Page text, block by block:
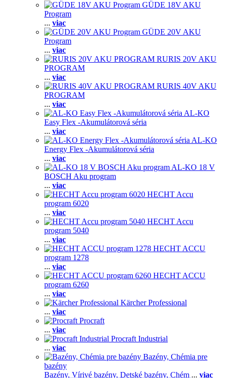
GÜDE 18V AKU
Program
... viac
GÜDE 20V AKU
Program
... viac
RURIS 20V AKU
PROGRAM
... viac
RURIS 40V AKU
PROGRAM
... viac
AL-KO
Easy Flex -Akumulátorová séria
... viac
AL-KO
Energy Flex -Akumulátorová séria
... viac
AL-KO 18 V
BOSCH Aku program
... viac
HECHT Accu
program 6020
... viac
HECHT Accu
program 5040
... viac
HECHT ACCU
program 1278
... viac
HECHT ACCU
program 6260
... viac
Kärcher Professional
... viac
Procraft
... viac
Procraft Industrial
... viac
Bazény, Chémia pre
bazény
Bazény, Vírivé bazény, Detské bazény, Chém ... viac